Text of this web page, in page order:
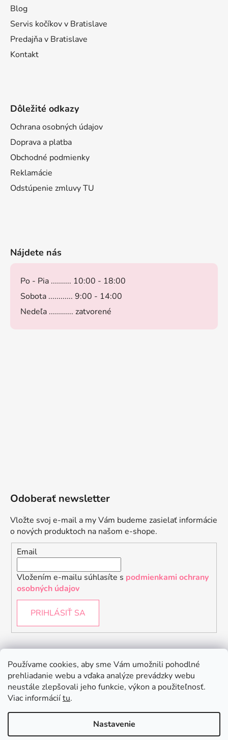
Používame cookies, aby sme Vám umožnili pohodlné
prehliadanie webu a vďaka analýze prevádzky webu
neustále zlepšovali jeho funkcie, výkon a použiteľnosť.
Viac informáciítu.
Nastavenie
Blog
Servis kočíkov v Bratislave
Predajňa v Bratislave
Kontakt
Dôležité odkazy
Ochrana osobných údajov
Doprava a platba
Obchodné podmienky
Reklamácie
Odstúpenie zmluvy TU
Nájdete nás
Po - Pia .......... 10:00 - 18:00
Sobota ............ 9:00 - 14:00
Nedeľa ............ zatvorené
Odoberať newsletter
Vložte svoj e-mail a my Vám budeme zasielať informácie
o nových produktoch na našom e-shope.
Email
Vložením e-mailu súhlasíte s podmienkami ochrany
osobných údajov
PRIHLÁSIŤ SA
Instagram